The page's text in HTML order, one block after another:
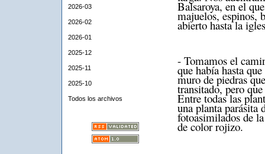
2026-03
2026-02
2026-01
2025-12
2025-11
2025-10
Todos los archivos
Balsaroya, en el
majuelos, espinos,
abierto hasta la
- Tomamos el
que había hasta
muro de piedras
transitado, pero
Entre todas las
una planta parásita
fotoasimilados de
de color rojizo.